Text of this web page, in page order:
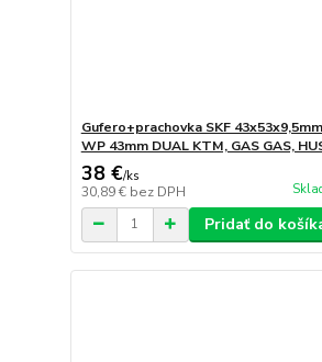
Gufero+prachovka SKF
WP 43mm DUAL KTM, GAS GAS,
38 €/ks
30,89 € bez DPH
Pridať do